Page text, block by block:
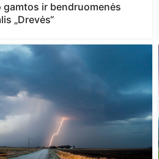
gamtos ir bendruomenės
„Drevės“